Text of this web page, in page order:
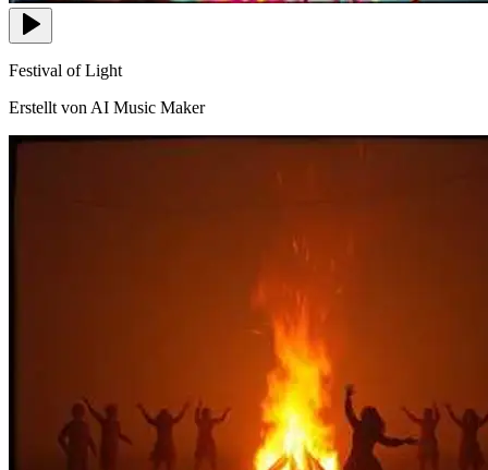
Festival of Light
Erstellt von AI Music Maker